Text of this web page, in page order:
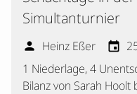
Mannschaften
Ranglisten
Termine
Simultanturnier
person Heinz Eßer event
1 Niederlage, 4
Bilanz von Sarah